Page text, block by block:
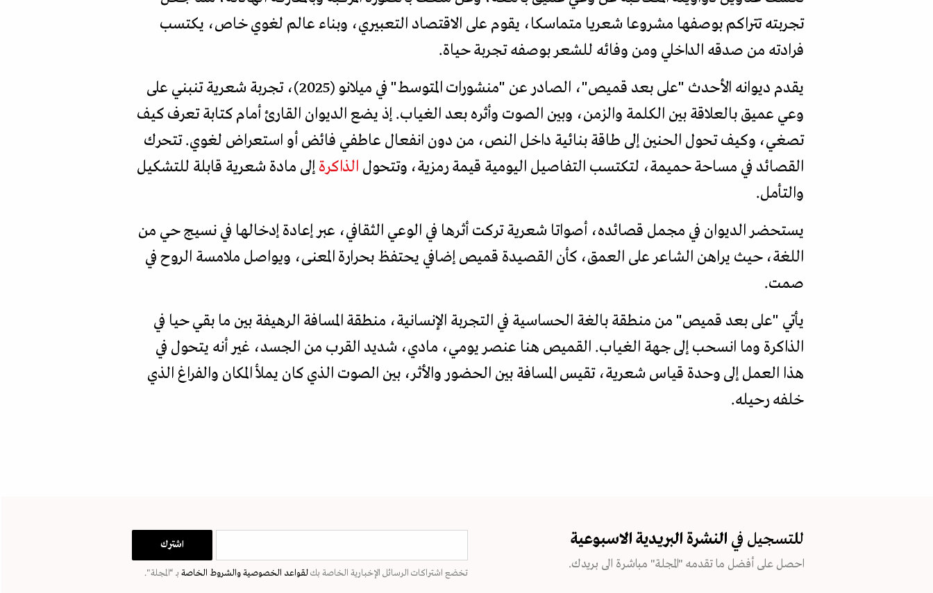
تجربته تتراكم بوصفها مشروعا شعريا متماسكا، يقوم على الاقتصاد التعبيري، وبناء عالم لغوي خاص، يكتسب
فرادته من صدقه الداخلي ومن وفائه للشعر بوصفه تجربة حياة.
يقدم ديوانه الأحدث "على بعد قميص"، الصادر عن "منشورات المتوسط" في ميلانو (2025)، تجربة شعرية تنبني على
وعي عميق بالعلاقة بين الكلمة والزمن، وبين الصوت وأثره بعد الغياب. إذ يضع الديوان القارئ أمام كتابة تعرف كيف
تصغي، وكيف تحول الحنين إلى طاقة بنائية داخل النص، من دون انفعال عاطفي فائض أو استعراض لغوي. تتحرك
القصائد في مساحة حميمة، لتكتسب التفاصيل اليومية قيمة رمزية، وتتحول الذاكرة إلى مادة شعرية قابلة للتشكيل
والتأمل.
يستحضر الديوان في مجمل قصائده، أصواتا شعرية تركت أثرها في الوعي الثقافي، عبر إعادة إدخالها في نسيج حي من
اللغة، حيث يراهن الشاعر على العمق، كأن القصيدة قميص إضافي يحتفظ بحرارة المعنى، ويواصل ملامسة الروح في
صمت.
يأتي "على بعد قميص" من منطقة بالغة الحساسية في التجربة الإنسانية، منطقة المسافة الرهيفة بين ما بقي حيا في
الذاكرة وما انسحب إلى جهة الغياب. القميص هنا عنصر يومي، مادي، شديد القرب من الجسد، غير أنه يتحول في
هذا العمل إلى وحدة قياس شعرية، تقيس المسافة بين الحضور والأثر، بين الصوت الذي كان يملأ المكان والفراغ الذي
خلفه رحيله.
للتسجيل في النشرة البريدية الاسبوعية
احصل على أفضل ما تقدمه "المجلة" مباشرة الى بريدك.
تخضع اشتراكات الرسائل الإخبارية الخاصة بكلقواعد الخصوصيةوالشروط الخاصة بـ “المجلة".